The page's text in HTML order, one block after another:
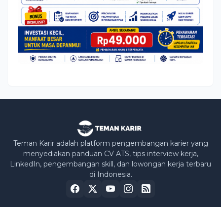
Teman Karir adalah platform pengembangan karier yang
menyediakan panduan CV ATS, tips interview kerja,
LinkedIn, pengembangan skill, dan lowongan kerja terbaru
di Indonesia.